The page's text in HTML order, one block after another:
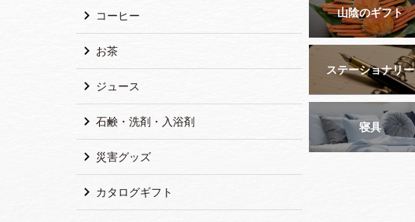
コーヒー
お茶
ジュース
石鹸・洗剤・入浴剤
災害グッズ
カタログギフト
山陰のギフト
ステーショナリー
寝具